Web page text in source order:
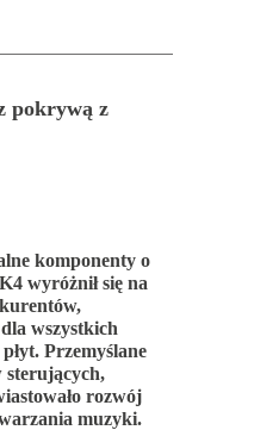
pokrywą z
komponenty o
wyróżnił się na
wszystkich
Przemyślane
sterujących,
rozwój
muzyki.